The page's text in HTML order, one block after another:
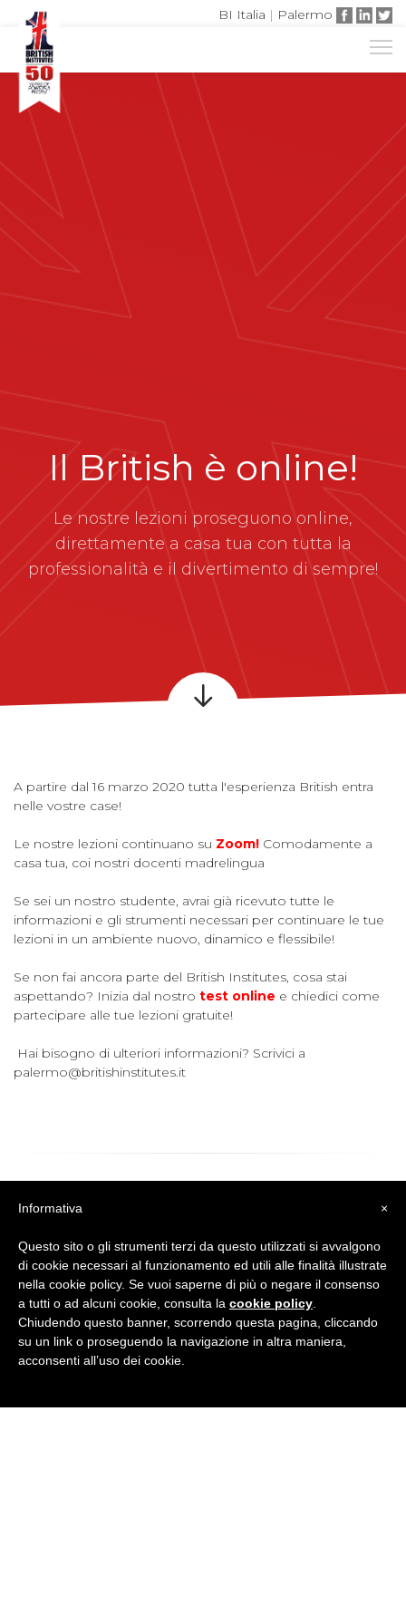
BI Italia | Palermo
Il British è online!
Le nostre lezioni proseguono online,
direttamente a casa tua con tutta la
professionalità e il divertimento di sempre!
A partire dal 16 marzo 2020 tutta l'esperienza British entra
nelle vostre case!
Le nostre lezioni continuano su Zoom! Comodamente a
casa tua, coi nostri docenti madrelingua
Se sei un nostro studente, avrai già ricevuto tutte le
informazioni e gli strumenti necessari per continuare le tue
lezioni in un ambiente nuovo, dinamico e flessibile!
Se non fai ancora parte del British Institutes, cosa stai
aspettando? Inizia dal nostro test online e chiedici come
partecipare alle tue lezioni gratuite!
Hai bisogno di ulteriori informazioni? Scrivici a
palermo@britishinstitutes.it
BRITISH INSTITUTES Palermo
Via Aquileia 7/D - 90144 Palermo (PA)
×
Informativa
Questo sito o gli strumenti terzi da questo utilizzati si avvalgono
di cookie necessari al funzionamento ed utili alle finalità illustrate
nella cookie policy. Se vuoi saperne di più o negare il consenso
a tutti o ad alcuni cookie, consulta la cookie policy
Chiudendo questo banner, scorrendo questa pagina, cliccando
su un link o proseguendo la navigazione in altra maniera,
acconsenti all’uso dei cookie.